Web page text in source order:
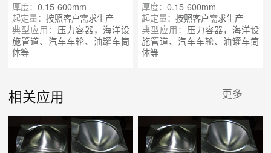
厚度：0.15-600mm
起定量：按照客户需求生产
典型应用： 压力容器，海洋设
施管道、汽车车轮、油罐车筒
体等
厚度： 0.15-600mm
起定量： 按照客户需求生产
典型应用： 压力容器，海洋设
施管道、汽车车轮、油罐车筒
体等
相关应用 更多